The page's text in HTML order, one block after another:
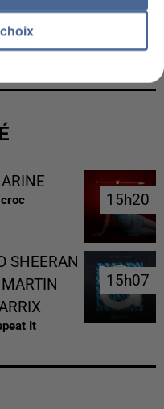
PAR UNE
SAVOIE
15h20
15h20
SHEERAN
It
15h07
15h07